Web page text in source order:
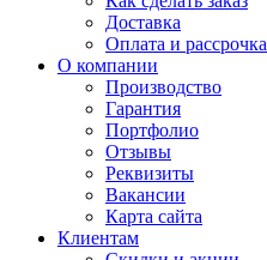
Доставка
Оплата и рассрочка
О компании
Производство
Гарантия
Портфолио
Отзывы
Реквизиты
Вакансии
Карта сайта
Клиентам